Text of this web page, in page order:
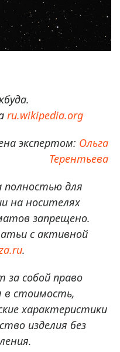
ru.wikipedia.org
экспертом: Ольга
Терентьева
полностью для
на носителях
запрещено.
с активной
.
за собой право
в стоимость,
характеристики
изделия без